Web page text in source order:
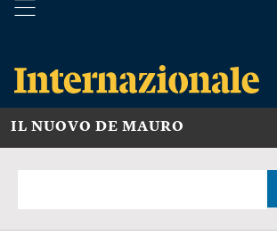
IL NUOVO DE MAURO